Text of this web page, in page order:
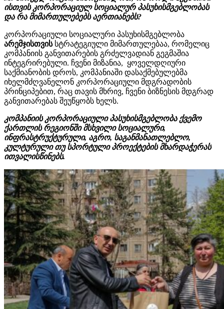
ისთვის კორპორაციულ სოციალურ პასუხისმგებლობას
და რა მიმართულებებს აერთიანებს?
კორპორაციული სოციალური პასუხისმგებლობა
არემჯისთვისსტრატეგიული მიმართულებაა, რომელიც
კომპანიის განვითარების გრძელვადიან გეგმაშია
ინტეგრირებული. ჩვენი მიზანია, ყოველდღიური
საქმიანობის დროს, კომპანიაში დასაქმებულებმა
იხელმძღვანელონ კორპორაციული მდგრადობის
პრინციპებით, რაც თავის მხრივ, ჩვენი ბიზნესის მდგრად
განვითარებას შეუწყობს ხელს.
კომპანიის კორპორაციული პასუხისმგებლობა ქვემო
ქართლის რეგიონში მსხვილი სოციალური,
ინფრასტრუქტურული, აგრო, საგანმანათლებლო,
კულტურული თუ სპორტული პროექტების მხარდაჭერას
ითვალისწინებს.